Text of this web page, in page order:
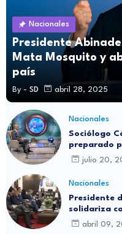
Nacionales
Presidente
Mata Mosquito y
país
By - SD abril 28, 2025
Nacionales
Sociólogo
preparado
julio 20,
Nacionales
Presidente
solidariza
abril 09,